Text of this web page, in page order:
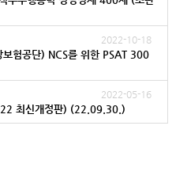
2022-10-18
험공단) NCS를 위한 PSAT 300
2022-05-16
최신개정판) (22.09.30.)